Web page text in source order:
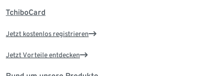
TchiboCard
Jetzt kostenlos registrieren
Jetzt Vorteile entdecken